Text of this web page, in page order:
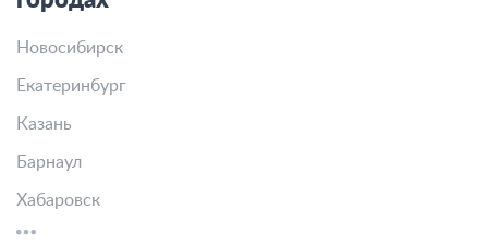
Новосибирск
Екатеринбург
Казань
Барнаул
Хабаровск